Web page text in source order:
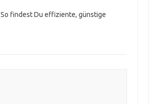
findest Du effiziente, günstige